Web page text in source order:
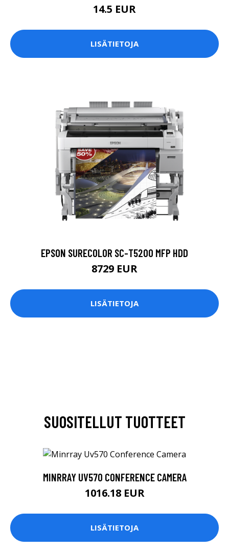
14.5 EUR
LISÄTIETOJA
EPSON SURECOLOR SC-T5200 MFP HDD
8729 EUR
LISÄTIETOJA
SUOSITELLUT TUOTTEET
MINRRAY UV570 CONFERENCE CAMERA
1016.18 EUR
LISÄTIETOJA